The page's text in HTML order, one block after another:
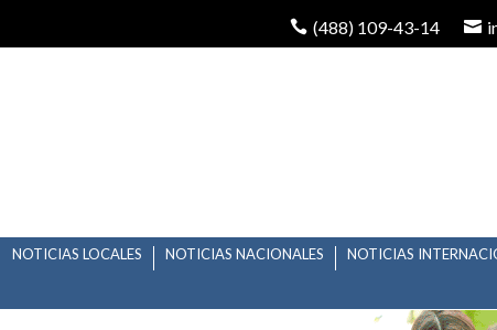
(488) 109-43-14
NOTICIAS LOCALES NOTICIAS NACIONALES NOTICIAS